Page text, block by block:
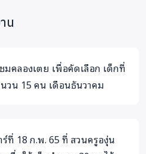
ชีวิต แต่ในเนื้อแท้ของเล่น
เนื้อหาที่จะสอนนั้นครอบคลุม
าเหตุและผล
น
คลองเตย เพื่อคัดเลือก เด็กที่
นวน 15 คน เดือนธันวาคม
ที่ 18 ก.พ. 65 ที่ สวนครูองุ่น